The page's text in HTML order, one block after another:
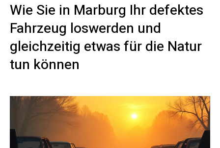
Wie Sie in Marburg Ihr defektes
Fahrzeug loswerden und
gleichzeitig etwas für die Natur
tun können